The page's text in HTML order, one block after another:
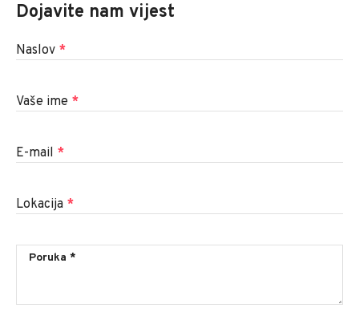
Dojavite nam vijest
Naslov *
Vaše ime *
E-mail *
Lokacija *